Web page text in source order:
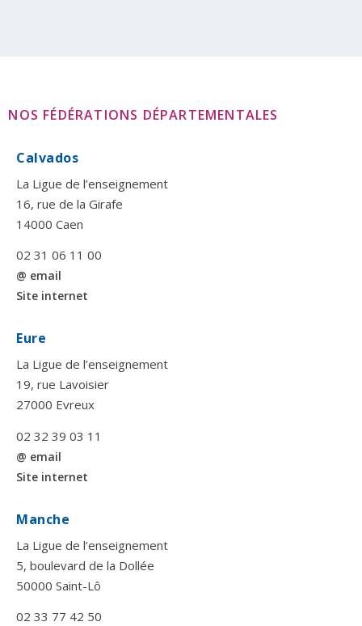
NOS FÉDÉRATIONS DÉPARTEMENTALES
Calvados
La Ligue de l’enseignement
16, rue de la Girafe
14000 Caen
02 31 06 11 00
@ email
Site internet
Eure
La Ligue de l’enseignement
19, rue Lavoisier
27000 Evreux
02 32 39 03 11
@ email
Site internet
Manche
La Ligue de l’enseignement
5, boulevard de la Dollée
50000 Saint-Lô
02 33 77 42 50